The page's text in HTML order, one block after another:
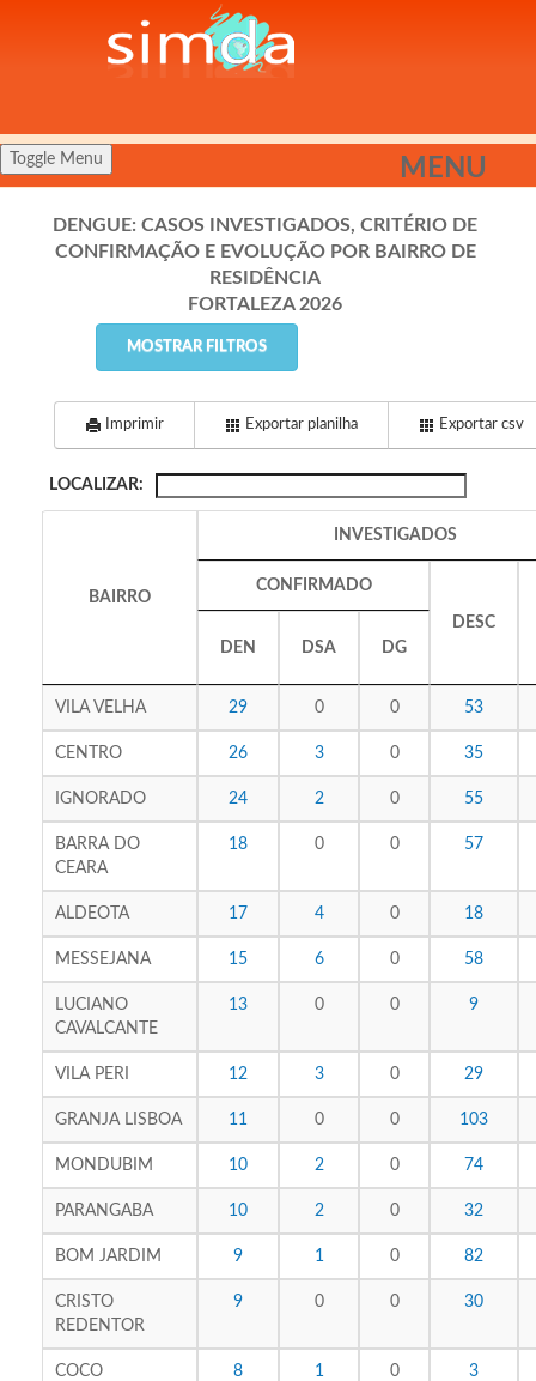
Toggle Menu MENU
DENGUE: CASOS INVESTIGADOS, CRITÉRIO DE
CONFIRMAÇÃO E EVOLUÇÃO POR BAIRRO DE
RESIDÊNCIA
FORTALEZA 2026
MOSTRAR FILTROS
Imprimir Exportar planilha Exportar csv
LOCALIZAR:
BAIRRO
INVESTIGADOS
CONFIRMADO
DESC
DEN
DSA DG
VILA VELHA 29 0 0 53
CENTRO 26 3 0 35
IGNORADO 24 2 0 55
BARRA DO
CEARA
18 0 0 57
ALDEOTA 17 4 0 18
MESSEJANA 15 6 0 58
LUCIANO
CAVALCANTE
13 0 0 9
VILA PERI 12 3 0 29
GRANJA LISBOA 11 0 0 103
MONDUBIM 10 2 0 74
PARANGABA 10 2 0 32
BOM JARDIM 9 1 0 82
CRISTO
REDENTOR
9 0 0 30
COCO 8 1 0 3